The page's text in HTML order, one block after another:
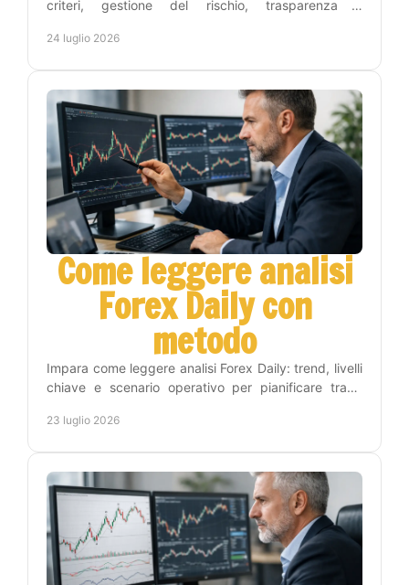
criteri, gestione del rischio, trasparenza e
ogni giorno.
24 luglio 2026
Come leggere analisi
Forex Daily con
metodo
Impara come leggere analisi Forex Daily: trend, livelli
chiave e scenario operativo per pianificare trade
23 luglio 2026